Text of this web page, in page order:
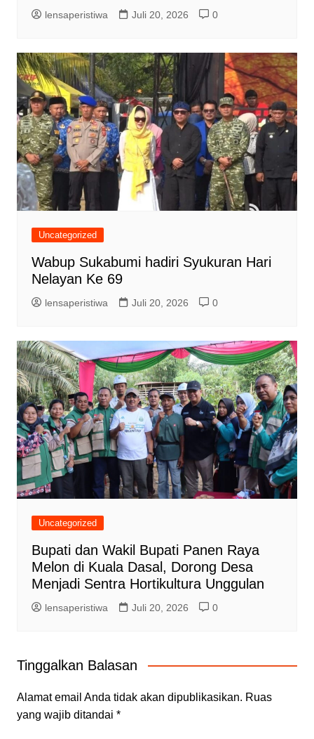
lensaperistiwa Juli 20, 2026 0
Uncategorized
Wabup Sukabumi hadiri Syukuran Hari
Nelayan Ke 69
lensaperistiwa Juli 20, 2026 0
Uncategorized
Bupati dan Wakil Bupati Panen Raya
Melon di Kuala Dasal, Dorong Desa
Menjadi Sentra Hortikultura Unggulan
lensaperistiwa Juli 20, 2026 0
Tinggalkan Balasan
Alamat email Anda tidak akan dipublikasikan. Ruas
yang wajib ditandai *